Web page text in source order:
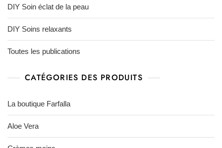
DIY Soin éclat de la peau
DIY Soins relaxants
Toutes les publications
CATÉGORIES DES PRODUITS
La boutique Farfalla
Aloe Vera